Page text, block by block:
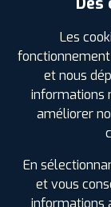
LES
DANS
Les
et nous
informations
améliorer
En
et vous
informations